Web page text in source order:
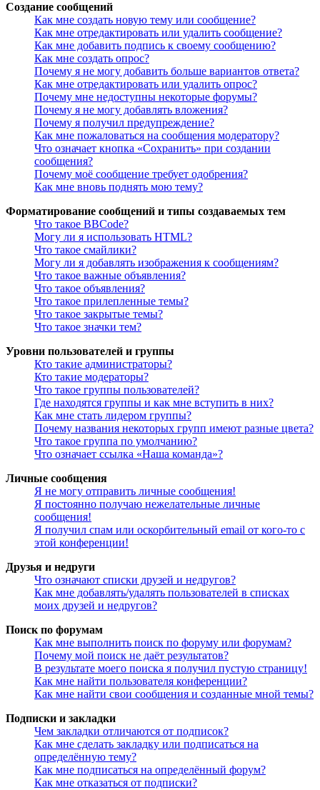
Создание сообщений
Как мне создать новую тему или сообщение?
Как мне отредактировать или удалить сообщение?
Как мне добавить подпись к своему сообщению?
Как мне создать опрос?
Почему я не могу добавить больше вариантов ответа?
Как мне отредактировать или удалить опрос?
Почему мне недоступны некоторые форумы?
Почему я не могу добавлять вложения?
Почему я получил предупреждение?
Как мне пожаловаться на сообщения модератору?
Что означает кнопка «Сохранить» при создании
сообщения?
Почему моё сообщение требует одобрения?
Как мне вновь поднять мою тему?
Форматирование сообщений и типы создаваемых тем
Что такое BBCode?
Могу ли я использовать HTML?
Что такое смайлики?
Могу ли я добавлять изображения к сообщениям?
Что такое важные объявления?
Что такое объявления?
Что такое прилепленные темы?
Что такое закрытые темы?
Что такое значки тем?
Уровни пользователей и группы
Кто такие администраторы?
Кто такие модераторы?
Что такое группы пользователей?
Где находятся группы и как мне вступить в них?
Как мне стать лидером группы?
Почему названия некоторых групп имеют разные цвета?
Что такое группа по умолчанию?
Что означает ссылка «Наша команда»?
Личные сообщения
Я не могу отправить личные сообщения!
Я постоянно получаю нежелательные личные
сообщения!
Я получил спам или оскорбительный email от кого-то с
этой конференции!
Друзья и недруги
Что означают списки друзей и недругов?
Как мне добавлять/удалять пользователей в списках
моих друзей и недругов?
Поиск по форумам
Как мне выполнить поиск по форуму или форумам?
Почему мой поиск не даёт результатов?
В результате моего поиска я получил пустую страницу!
Как мне найти пользователя конференции?
Как мне найти свои сообщения и созданные мной темы?
Подписки и закладки
Чем закладки отличаются от подписок?
Как мне сделать закладку или подписаться на
определённую тему?
Как мне подписаться на определённый форум?
Как мне отказаться от подписки?